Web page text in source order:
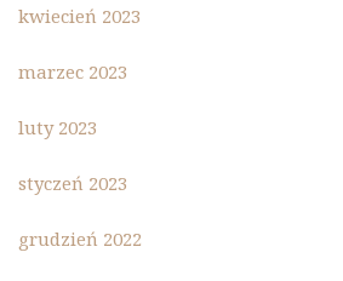
kwiecień 2023
marzec 2023
luty 2023
styczeń 2023
grudzień 2022